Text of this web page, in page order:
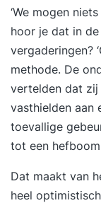
‘We mogen
hoor je dat in
vergaderingen?
methode. De
vertelden dat
vasthielden aan
toevallige
tot een
Dat maakt van
heel